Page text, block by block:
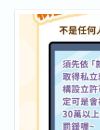
些趨勢對亞洲的企業
亞洲的貿易與經濟政策